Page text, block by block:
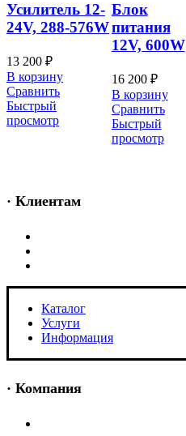
Усилитель 12-
24V, 288-576W
13 200 ₽
В корзину
Сравнить
Быстрый
просмотр
Блок
питания
12V, 600W
16 200 ₽
В корзину
Сравнить
Быстрый
просмотр
· Клиентам
Каталог
Услуги
Информация
· Компания